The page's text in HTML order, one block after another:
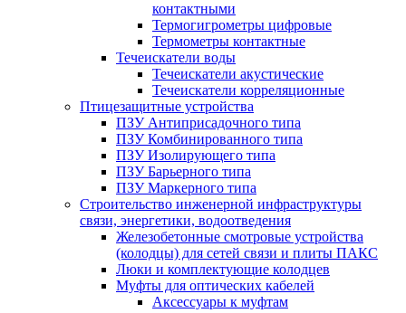
контактными
Термогигрометры цифровые
Термометры контактные
Течеискатели воды
Течеискатели акустические
Течеискатели корреляционные
Птицезащитные устройства
ПЗУ Антиприсадочного типа
ПЗУ Комбинированного типа
ПЗУ Изолирующего типа
ПЗУ Барьерного типа
ПЗУ Маркерного типа
Строительство инженерной инфраструктуры
связи, энергетики, водоотведения
Железобетонные смотровые устройства
(колодцы) для сетей связи и плиты ПАКС
Люки и комплектующие колодцев
Муфты для оптических кабелей
Аксессуары к муфтам